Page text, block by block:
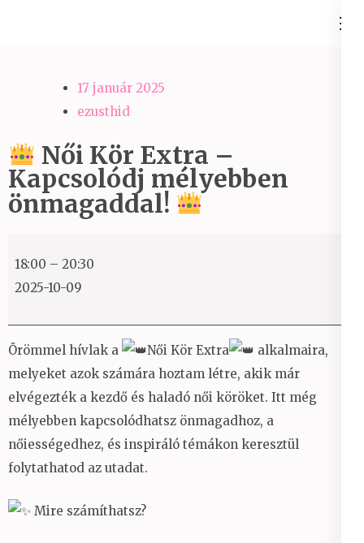
17 január 2025
ezusthid
Női Kör Extra –
Kapcsolódj mélyebben
önmagaddal!
Női
Kör
–
mélyebben
önmagaddal!
18:00 – 20:30
2025-10-09
Örömmel hívlak a Női Kör Extra
alkalmaira,
melyeket azok számára hoztam létre, akik már
elvégezték a kezdő és haladó női köröket. Itt még
mélyebben kapcsolódhatsz önmagadhoz, a
nőiességedhez, és inspiráló témákon keresztül
folytathatod az utadat.
Mire számíthatsz?